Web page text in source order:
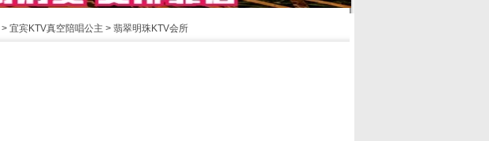
> 宜宾KTV真空陪唱公主 > 翡翠明珠KTV会所